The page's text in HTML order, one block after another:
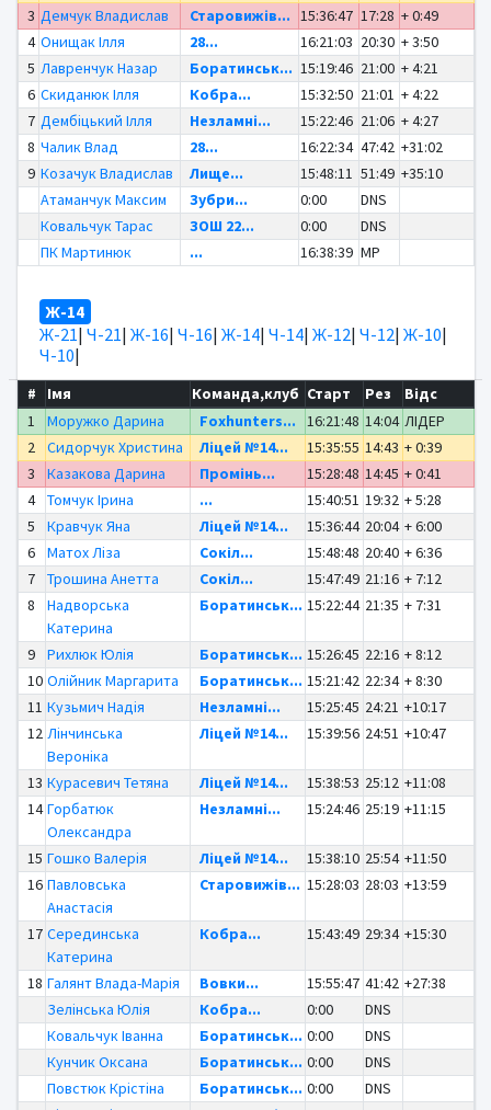
3 Демчук Владислав Старовижів... 15:36:47 17:28 + 0:49
4 Онищак Ілля 28... 16:21:03 20:30 + 3:50
5 Лавренчук Назар Боратинськ... 15:19:46 21:00 + 4:21
6 Скиданюк Ілля Кобра... 15:32:50 21:01 + 4:22
7 Дембіцький Ілля Незламні... 15:22:46 21:06 + 4:27
8 Чалик Влад 28... 16:22:34 47:42 +31:02
9 Козачук Владислав Лище... 15:48:11 51:49 +35:10
Атаманчук Максим
Зубри... 0:00
DNS
Ковальчук Тарас
ЗОШ 22... 0:00
DNS
ПК Мартинюк
... 16:38:39 MP
Ж-14
Ж-21| Ч-21| Ж-16| Ч-16| Ж-14| Ч-14| Ж-12| Ч-12| Ж-10|
Ч-10|
# Імя Команда,клуб Старт Рез
Відс
1
Моружко Дарина Foxhunters... 16:21:48 14:04 ЛІДЕР
2
Сидорчук Христина Ліцей №14... 15:35:55 14:43 + 0:39
3
Казакова Дарина Промінь... 15:28:48 14:45 + 0:41
4
Томчук Ірина ... 15:40:51 19:32 + 5:28
5
Кравчук Яна Ліцей №14... 15:36:44 20:04 + 6:00
6
Матох Ліза Сокіл... 15:48:48 20:40 + 6:36
7
Трошина Анетта Сокіл... 15:47:49 21:16 + 7:12
8
Надворська
Катерина
Боратинськ... 15:22:44 21:35 + 7:31
9 Рихлюк Юлія Боратинськ... 15:26:45 22:16 + 8:12
10 Олійник Маргарита Боратинськ... 15:21:42 22:34 + 8:30
11 Кузьмич Надія Незламні... 15:25:45 24:21 +10:17
12 Лінчинська
Вероніка
Ліцей №14... 15:39:56 24:51 +10:47
13 Курасевич Тетяна Ліцей №14... 15:38:53 25:12 +11:08
14 Горбатюк
Олександра
Незламні... 15:24:46 25:19 +11:15
15 Гошко Валерія Ліцей №14... 15:38:10 25:54 +11:50
16 Павловська
Анастасія
Старовижів... 15:28:03 28:03 +13:59
17 Серединська
Катерина
Кобра... 15:43:49 29:34 +15:30
18 Галянт Влада-Марія Вовки... 15:55:47 41:42 +27:38
Зелінська Юлія
Кобра... 0:00
DNS
Ковальчук Іванна
Боратинськ... 0:00
DNS
Кунчик Оксана
Боратинськ... 0:00
DNS
Повстюк Крістіна
Боратинськ... 0:00
DNS